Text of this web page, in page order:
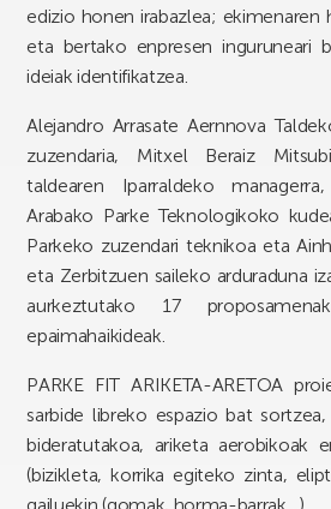
edizio honen irabazlea; ekimenaren
eta bertako enpresen inguruneari
ideiak identifikatzea.
Alejandro Arrasate Aernnova
zuzendaria, Mitxel Beraiz
taldearen Iparraldeko
Arabako Parke Teknologikoko
Parkeko zuzendari teknikoa eta
eta Zerbitzuen saileko arduraduna
aurkeztutako 17
epaimahaikideak.
PARKE FIT ARIKETA-ARETOA
sarbide libreko espazio bat
bideratutakoa, ariketa aerobikoak
(bizikleta, korrika egiteko zinta,